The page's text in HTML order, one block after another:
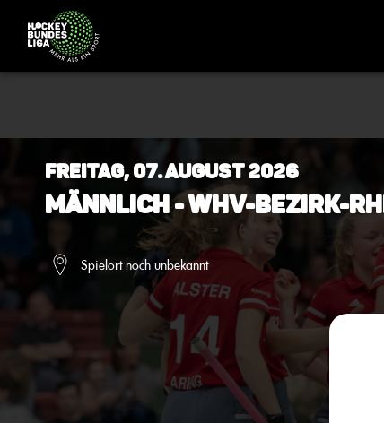
Freitag, 07. August 2026
Männlich - WHV-Bezirk-
Spielort noch unbekannt